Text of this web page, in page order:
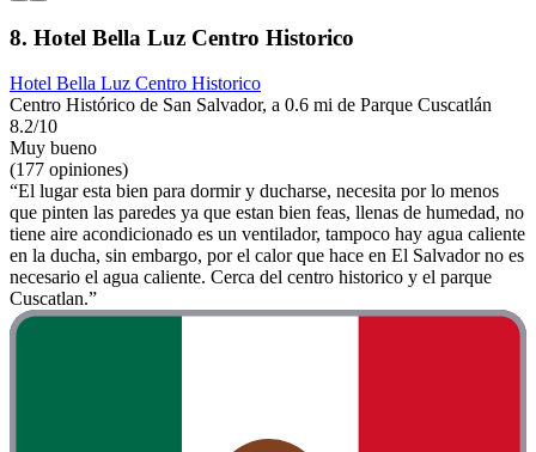
8. Hotel Bella Luz Centro Historico
Hotel Bella Luz Centro Historico
Centro Histórico de San Salvador, a 0.6 mi de Parque Cuscatlán
8.2/10
Muy bueno
(177 opiniones)
“El lugar esta bien para dormir y ducharse, necesita por lo menos
que pinten las paredes ya que estan bien feas, llenas de humedad, no
tiene aire acondicionado es un ventilador, tampoco hay agua caliente
en la ducha, sin embargo, por el calor que hace en El Salvador no es
necesario el agua caliente. Cerca del centro historico y el parque
Cuscatlan.”